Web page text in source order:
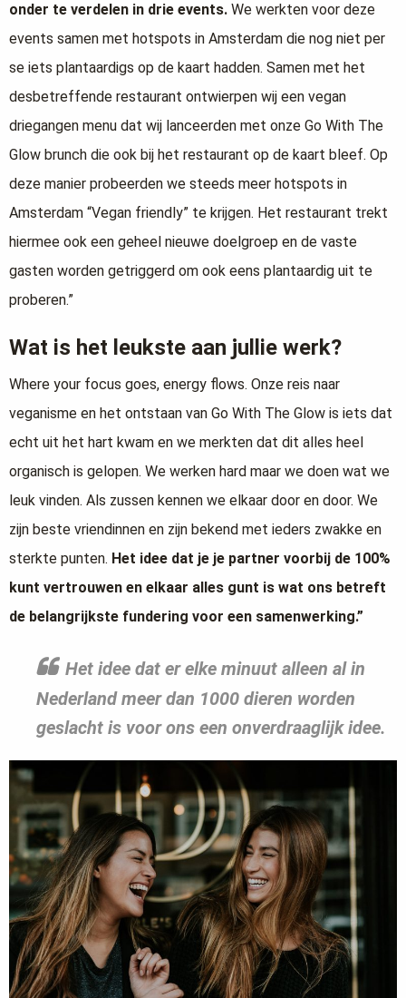
onder te verdelen in drie events. We werkten voor deze
events samen met hotspots in Amsterdam die nog niet per
se iets plantaardigs op de kaart hadden. Samen met het
desbetreffende restaurant ontwierpen wij een vegan
driegangen menu dat wij lanceerden met onze Go With The
Glow brunch die ook bij het restaurant op de kaart bleef. Op
deze manier probeerden we steeds meer hotspots in
Amsterdam “Vegan friendly” te krijgen. Het restaurant trekt
hiermee ook een geheel nieuwe doelgroep en de vaste
gasten worden getriggerd om ook eens plantaardig uit te
proberen.”
Wat is het leukste aan jullie werk?
Where your focus goes, energy flows. Onze reis naar
veganisme en het ontstaan van Go With The Glow is iets dat
echt uit het hart kwam en we merkten dat dit alles heel
organisch is gelopen. We werken hard maar we doen wat we
leuk vinden. Als zussen kennen we elkaar door en door. We
zijn beste vriendinnen en zijn bekend met ieders zwakke en
sterkte punten. Het idee dat je je partner voorbij de 100%
kunt vertrouwen en elkaar alles gunt is wat ons betreft
de belangrijkste fundering voor een samenwerking.”
Het idee dat er elke minuut alleen al in
Nederland meer dan 1000 dieren worden
geslacht is voor ons een onverdraaglijk idee.